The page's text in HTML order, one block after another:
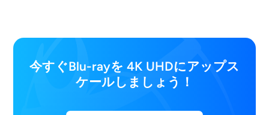
今すぐBlu-rayを 4K UHDにアップス
ケールしましょう！